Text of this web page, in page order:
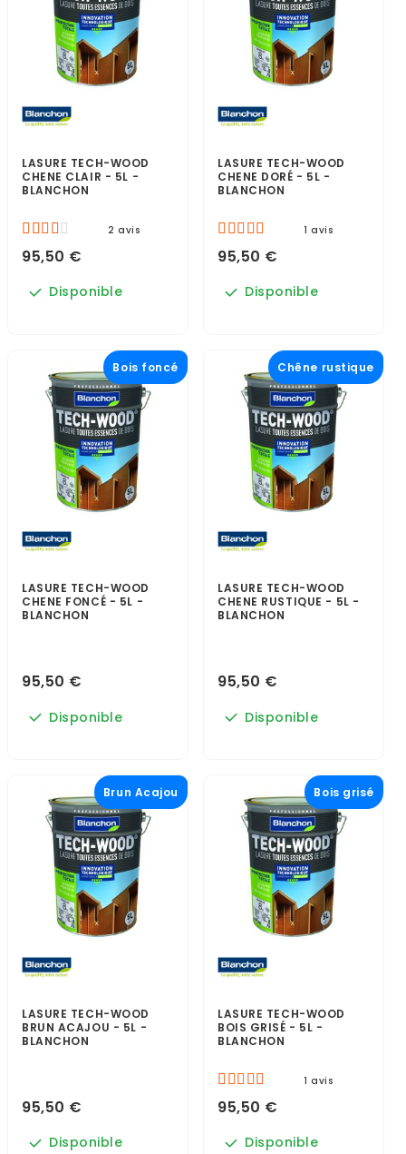
LASURE TECH-WOOD
CHENE CLAIR - 5L -
BLANCHON
2 avis
95,50 €
Disponible
LASURE TECH-WOOD
CHENE DORÉ - 5L -
BLANCHON
1 avis
95,50 €
Disponible
LASURE TECH-WOOD
CHENE FONCÉ - 5L -
BLANCHON
95,50 €
Disponible
Bois foncé
LASURE TECH-WOOD
CHENE RUSTIQUE - 5L -
BLANCHON
95,50 €
Disponible
Chêne rustique
LASURE TECH-WOOD
BRUN ACAJOU - 5L -
BLANCHON
95,50 €
Disponible
Brun Acajou
LASURE TECH-WOOD
BOIS GRISÉ - 5L -
BLANCHON
1 avis
95,50 €
Disponible
Bois grisé